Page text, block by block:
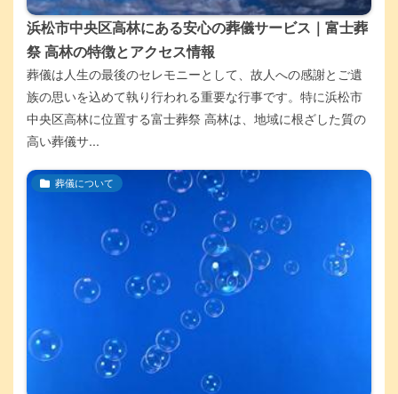
浜松市中央区高林にある安心の葬儀サービス｜富士葬
祭 高林の特徴とアクセス情報
葬儀は人生の最後のセレモニーとして、故人への感謝とご遺
族の思いを込めて執り行われる重要な行事です。特に浜松市
中央区高林に位置する富士葬祭 高林は、地域に根ざした質の
高い葬儀サ...
葬儀について